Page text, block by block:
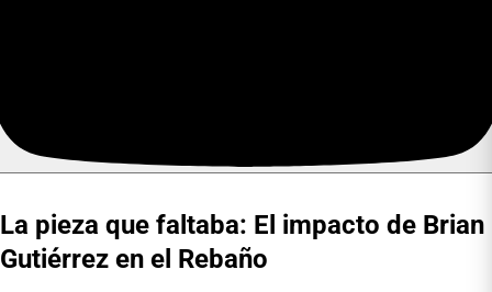
La pieza que faltaba: El impacto de Brian
Gutiérrez en el Rebaño